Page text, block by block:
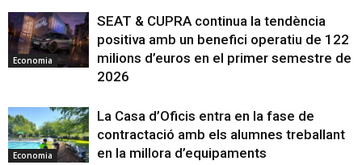
Economia
SEAT & CUPRA continua la tendència
positiva amb un benefici operatiu de 122
milions d’euros en el primer semestre de
2026
Economia
La Casa d’Oficis entra en la fase de
contractació amb els alumnes treballant
en la millora d’equipaments